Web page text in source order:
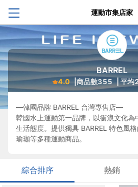
運動市集店家
BARREL
4.0 |商品數355 | 平均
—韓國品牌 BARREL 台灣專售店—
韓國水上運動第一品牌，以衝浪文化為
生活態度。提供獨具 BARREL 特色風格
瑜珈等多種運動商品。
綜合排序 熱銷